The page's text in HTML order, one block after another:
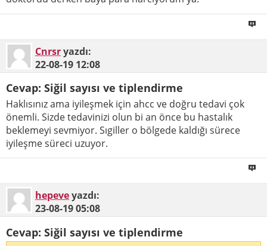
Cnrsryazdı:
22-08-19 12:08
Cevap: Siğil sayısı ve tiplendirme
Haklısınız ama iyileşmek için ahcc ve doğru tedavi çok
önemli. Sizde tedavinizi olun bi an önce bu hastalık
beklemeyi sevmiyor. Sıgiller o bölgede kaldığı sürece
iyileşme süreci uzuyor.
hepeveyazdı:
23-08-1905:08
Cevap: Siğil sayısı ve tiplendirme